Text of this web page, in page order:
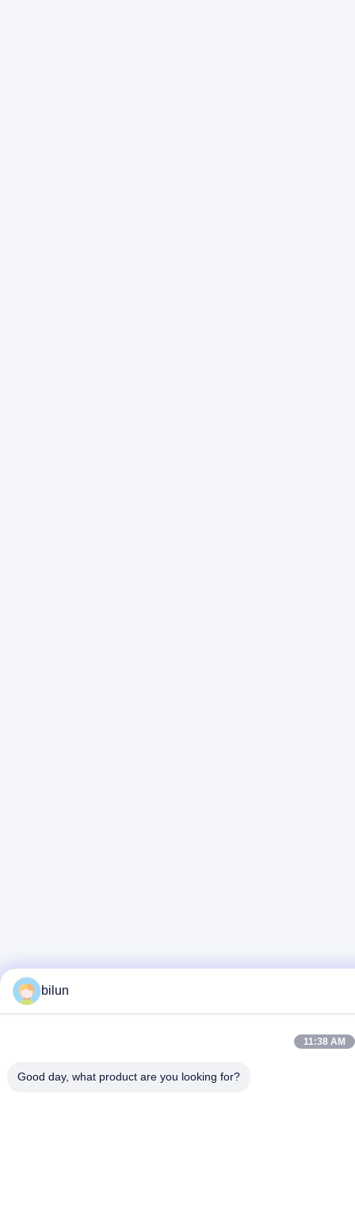
bilun
11:38 AM
Good day, what product are you looking for?